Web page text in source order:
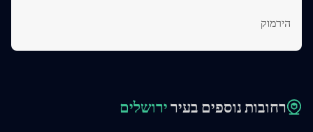
הירמוק
רחובות נוספים בעירירושלים